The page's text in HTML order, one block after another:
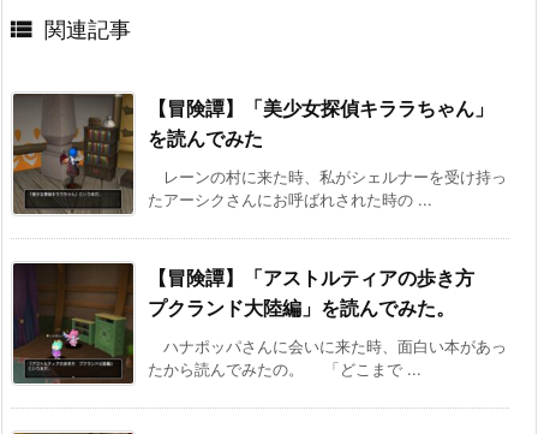
 関連記事
【冒険譚】「美少女探偵キララちゃん」
を読んでみた
レーンの村に来た時、私がシェルナーを受け持っ
たアーシクさんにお呼ばれされた時の ...
【冒険譚】「アストルティアの歩き方
プクランド大陸編」を読んでみた。
ハナポッパさんに会いに来た時、面白い本があっ
たから読んでみたの。 「どこまで ...